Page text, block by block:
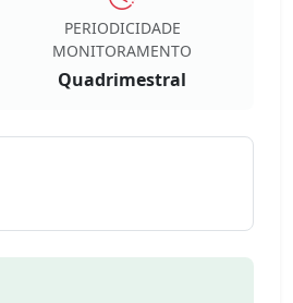
PERIODICIDADE
MONITORAMENTO
Quadrimestral